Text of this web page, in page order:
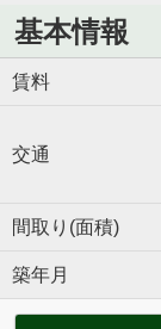
基本情報
賃料
交通
間取り(面積)
築年月